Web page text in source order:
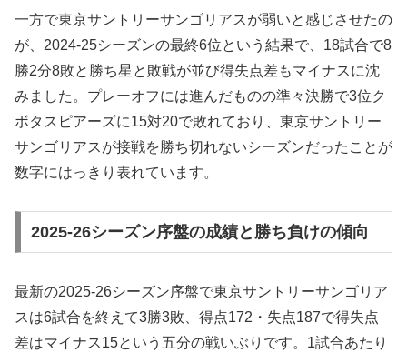
一方で東京サントリーサンゴリアスが弱いと感じさせたの
が、2024-25シーズンの最終6位という結果で、18試合で8
勝2分8敗と勝ち星と敗戦が並び得失点差もマイナスに沈
みました。プレーオフには進んだものの準々決勝で3位ク
ボタスピアーズに15対20で敗れており、東京サントリー
サンゴリアスが接戦を勝ち切れないシーズンだったことが
数字にはっきり表れています。
2025-26シーズン序盤の成績と勝ち負けの傾向
最新の2025-26シーズン序盤で東京サントリーサンゴリア
スは6試合を終えて3勝3敗、得点172・失点187で得失点
差はマイナス15という五分の戦いぶりです。1試合あたり